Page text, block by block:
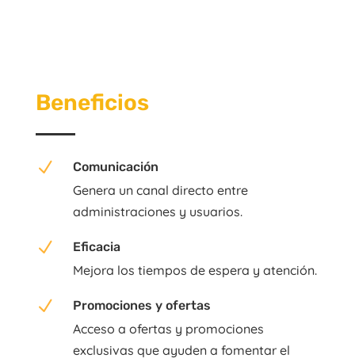
Beneficios
N Comunicación
Genera un canal directo entre
administraciones y usuarios.
N Eficacia
Mejora los tiempos de espera y atención.
N Promociones y ofertas
Acceso a ofertas y promociones
exclusivas que ayuden a fomentar el